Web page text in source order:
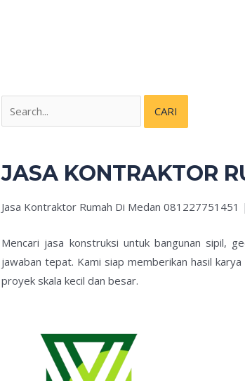
JASA KONTRAKTOR
Jasa Kontraktor Rumah Di Medan
Mencari jasa konstruksi untuk bangunan sipil,
jawaban tepat. Kami siap memberikan hasil
proyek skala kecil dan besar.